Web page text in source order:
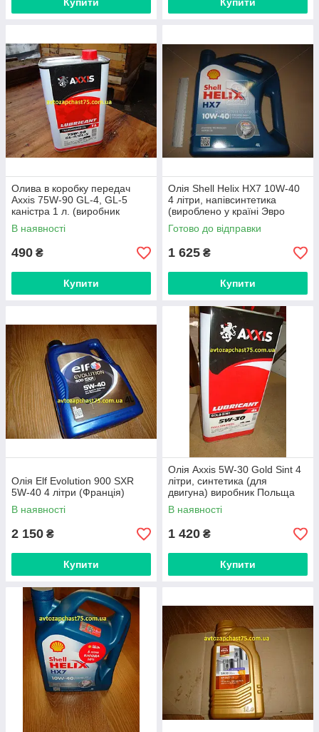
Олива в коробку передач
Axxis 75W-90 GL-4, GL-5
каністра 1 л. (виробник
Польща)
В наявності
490 ₴
Купити
Олія Shell Helix HX7 10W-40
4 літри, напівсинтетика
(вироблено у країні Эвро
Союзу)
Готово до відправки
1 625 ₴
Купити
Олія Elf Evolution 900 SXR
5W-40 4 літри (Франція)
В наявності
2 150 ₴
Купити
Олія Axxis 5W-30 Gold Sint 4
літри, синтетика (для
двигуна) виробник Польща
В наявності
1 420 ₴
Купити